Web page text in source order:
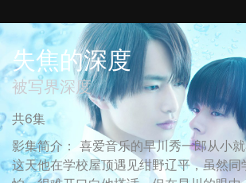
失焦的深度
被写界深度
共6集
影集简介： 喜爱音乐的早川秀一郎从小就
这天他在学校屋顶遇见绀野辽平，虽然同